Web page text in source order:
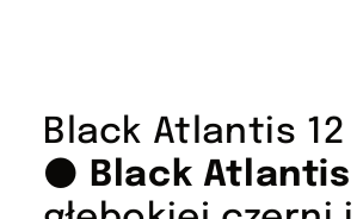
Black Atlantis 12
⚫ Black Atlantis